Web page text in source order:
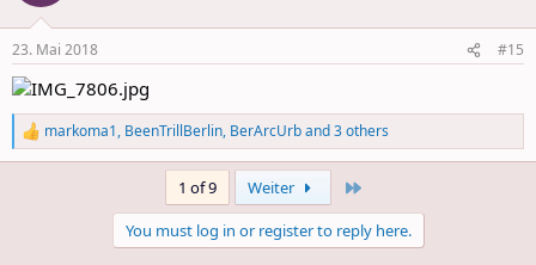
23. Mai 2018 #15
R
e
markoma1, BeenTrillBerlin, BerArcUrband 3 others
1 of 9 Weiter
You must log in or register to reply here.